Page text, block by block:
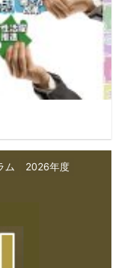
ム
2026年度